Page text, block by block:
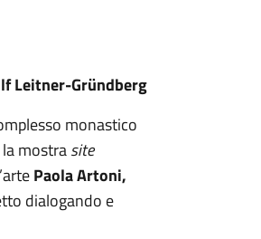
Leitner-Gründberg
monastico
la mostrasite
Paola Artoni,
dialogando e